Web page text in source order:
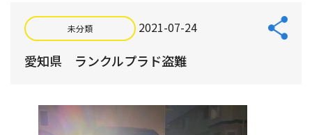
未分類 2021-07-24
愛知県 ランクルプラド盗難